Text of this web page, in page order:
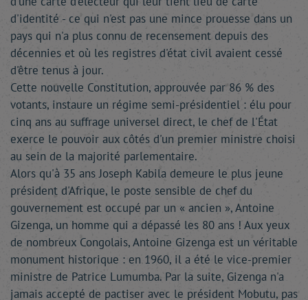
d'identité - ce qui n'est pas une mince prouesse dans un
pays qui n'a plus connu de recensement depuis des
décennies et où les registres d'état civil avaient cessé
d'être tenus à jour.
Cette nouvelle Constitution, approuvée par 86 % des
votants, instaure un régime semi-présidentiel : élu pour
cinq ans au suffrage universel direct, le chef de l'État
exerce le pouvoir aux côtés d'un premier ministre choisi
au sein de la majorité parlementaire.
Alors qu'à 35 ans Joseph Kabila demeure le plus jeune
président d'Afrique, le poste sensible de chef du
gouvernement est occupé par un « ancien », Antoine
Gizenga, un homme qui a dépassé les 80 ans ! Aux yeux
de nombreux Congolais, Antoine Gizenga est un véritable
monument historique : en 1960, il a été le vice-premier
ministre de Patrice Lumumba. Par la suite, Gizenga n'a
jamais accepté de pactiser avec le président Mobutu, pas